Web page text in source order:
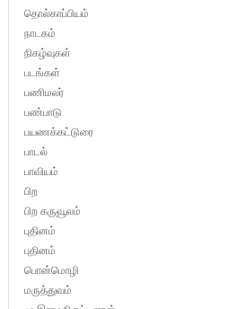
தொல்காப்பியம்
நாடகம்
நிகழ்வுகள்
படங்கள்
பணிமலர்
பண்பாடு
பயணக்கட்டுரை
பாடல்
பாவியம்
பிற
பிற கருவூலம்
புதினம்
புதினம்
பொன்மொழி
மருத்துவம்